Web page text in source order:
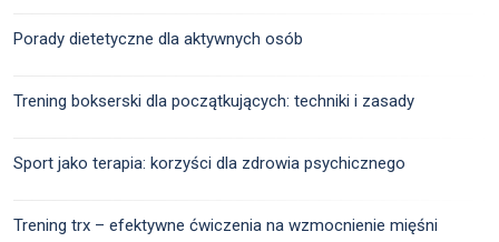
Porady dietetyczne dla aktywnych osób
Trening bokserski dla początkujących: techniki i zasady
Sport jako terapia: korzyści dla zdrowia psychicznego
Trening trx – efektywne ćwiczenia na wzmocnienie mięśni